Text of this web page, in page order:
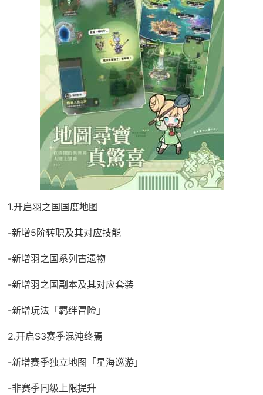
1.开启羽之国国度地图
-新增5阶转职及其对应技能
-新增羽之国系列古遗物
-新增羽之国副本及其对应套装
-新增玩法「羁绊冒险」
2.开启S3赛季混沌终焉
-新增赛季独立地图「星海巡游」
-非赛季同级上限提升